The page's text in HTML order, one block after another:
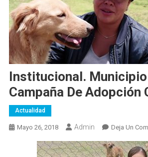
Institucional.
Campaña De Adopción
Actualidad
Mayo 26, 2018 Admin Deja Un